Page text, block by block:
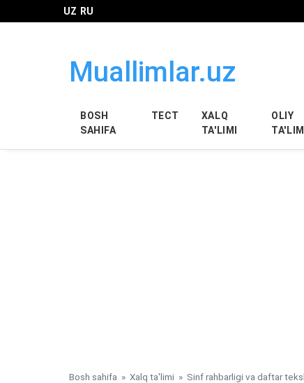
UZ RU
Muallimlar.uz
BOSH
SAHIFA
ТЕСТ
XALQ
TA'LIMI
OLIY
TA'LIM
Bosh sahifa » Xalq ta'limi » Sinf rahbarligi va daftar